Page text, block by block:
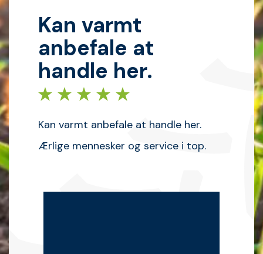
Kan varmt
anbefale at
handle her.
Kan varmt anbefale at handle her.
Ærlige mennesker og service i top.